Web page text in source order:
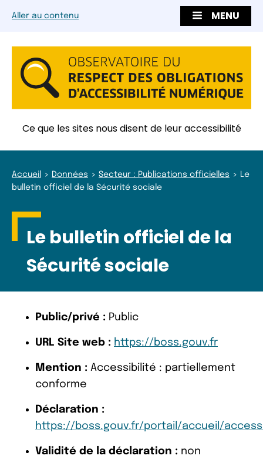
Aller au contenu MENU
Ce que les sites nous disent de leur accessibilité
Accueil Données Secteur : Publications officielles
Le
bulletin officiel de la Sécurité sociale
Le bulletin officiel de la
Sécurité sociale
Public/privé : Public
URL Site web : https://boss.gouv.fr
Mention : Accessibilité : partiellement
conforme
Déclaration :
https://boss.gouv.fr/portail/accueil/
Validité de la déclaration : non